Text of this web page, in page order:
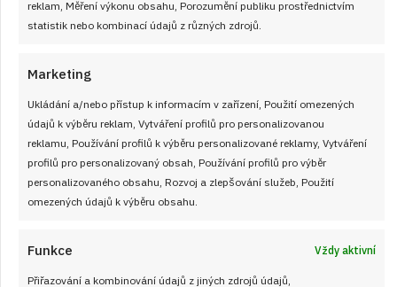
reklam, Měření výkonu obsahu, Porozumění publiku prostřednictvím
statistik nebo kombinací údajů z různých zdrojů.
Marketing
Ukládání a/nebo přístup k informacím v zařízení, Použití omezených
údajů k výběru reklam, Vytváření profilů pro personalizovanou
reklamu, Používání profilů k výběru personalizované reklamy, Vytváření
profilů pro personalizovaný obsah, Používání profilů pro výběr
personalizovaného obsahu, Rozvoj a zlepšování služeb, Použití
omezených údajů k výběru obsahu.
Funkce Vždy aktivní
Přiřazování a kombinování údajů z jiných zdrojů údajů,